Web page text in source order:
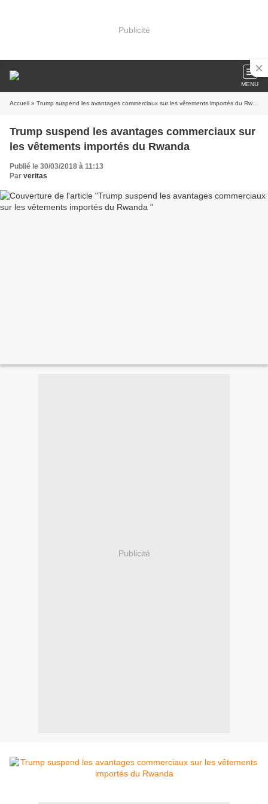
Publicité
MENU
Accueil » Trump suspend les avantages commerciaux sur les vêtements importés du Rwanda
Trump suspend les avantages commerciaux sur
les vêtements importés du Rwanda
Publié le 30/03/2018 à 11:13
Par veritas
Publicité